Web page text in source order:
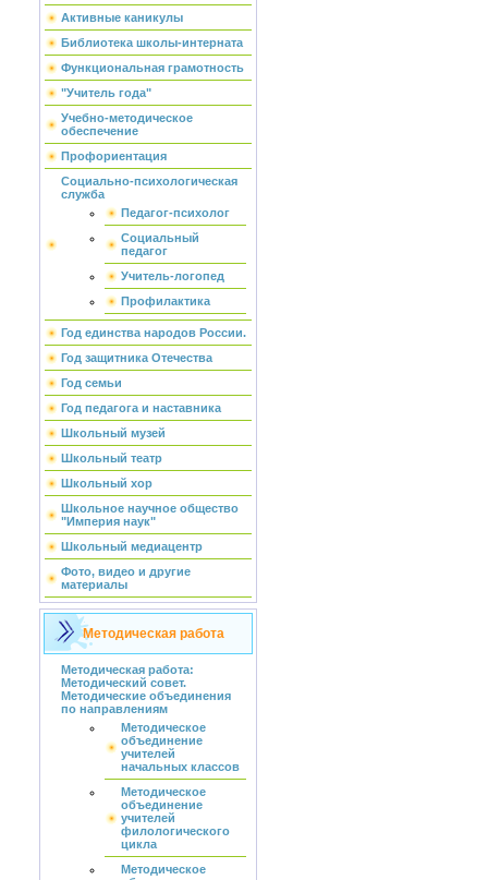
Активные каникулы
Библиотека школы-интерната
Функциональная грамотность
"Учитель года"
Учебно-методическое
обеспечение
Профориентация
Социально-психологическая
служба
Педагог-психолог
Социальный
педагог
Учитель-логопед
Профилактика
Год единства народов России.
Год защитника Отечества
Год семьи
Год педагога и наставника
Школьный музей
Школьный театр
Школьный хор
Школьное научное общество
"Империя наук"
Школьный медиацентр
Фото, видео и другие
материалы
Методическая работа
Методическая работа:
Методический совет.
Методические объединения
по направлениям
Методическое
объединение
учителей
начальных классов
Методическое
объединение
учителей
филологического
цикла
Методическое